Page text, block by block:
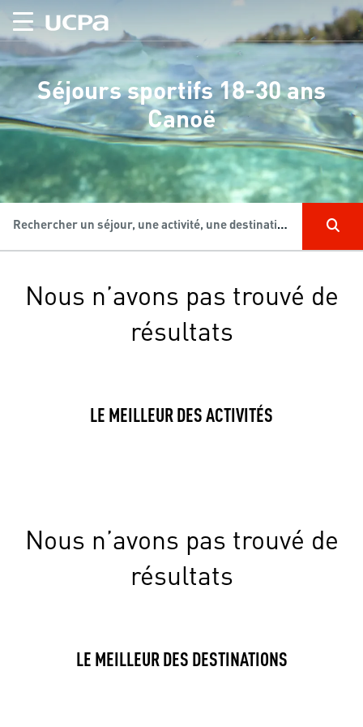
Séjours sportifs 18-30 ans
Canoë
Rechercher un séjour, une activité, une destination...
Nous n’avons pas trouvé de
résultats
LE MEILLEUR DES ACTIVITÉS
Nous n’avons pas trouvé de
résultats
LE MEILLEUR DES DESTINATIONS